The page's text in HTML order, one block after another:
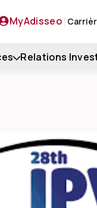
MyAdisseo
Relations